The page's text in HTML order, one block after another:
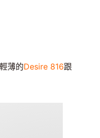
薄的Desire 816跟